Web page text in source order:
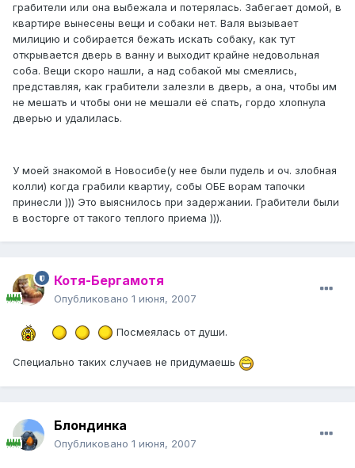
грабители или она выбежала и потерялась. Забегает домой, в
квартире вынесены вещи и собаки нет. Валя вызывает
милицию и собирается бежать искать собаку, как тут
открывается дверь в ванну и выходит крайне недовольная
соба. Вещи скоро нашли, а над собакой мы смеялись,
представляя, как грабители залезли в дверь, а она, чтобы им
не мешать и чтобы они не мешали её спать, гордо хлопнула
дверью и удалилась.
У моей знакомой в Новосибе(у нее были пудель и оч. злобная
колли) когда грабили квартиу, собы ОБЕ ворам тапочки
принесли ))) Это выяснилось при задержании. Грабители были
в восторге от такого теплого приема ))).
Котя-Бергамотя
Опубликовано 1 июня, 2007
Посмеялась от души.
Специально таких случаев не придумаешь
Блондинка
Опубликовано 1 июня, 2007